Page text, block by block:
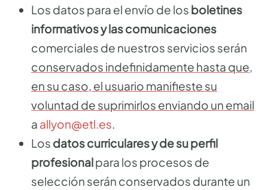
Los datos para el envío de los boletines
informativos y las comunicaciones
comerciales de nuestros servicios serán
conservados indefinidamente hasta que,
en su caso, el usuario manifieste su
voluntad de suprimirlos enviando un email
a allyon@etl.es.
Los datos curriculares y de su perfil
profesionalpara los procesos de
selección serán conservados durante un